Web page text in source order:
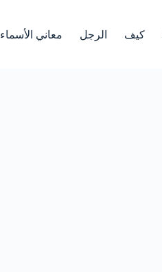
كيف الرجل معاني الأسماء